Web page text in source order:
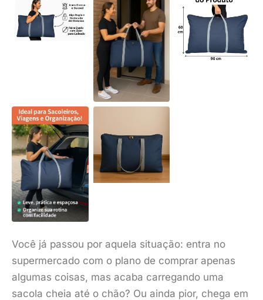
Você já passou por aquela situação: entra no
supermercado com o plano de comprar apenas
algumas coisas, mas acaba carregando uma
sacola cheia até o chão? Ou ainda pior, chega em